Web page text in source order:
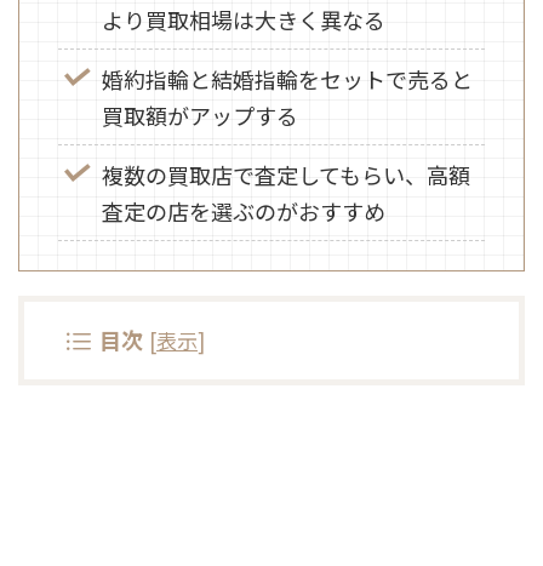
より買取相場は大きく異なる
婚約指輪と結婚指輪をセットで売ると
買取額がアップする
複数の買取店で査定してもらい、高額
査定の店を選ぶのがおすすめ
目次 [表示]